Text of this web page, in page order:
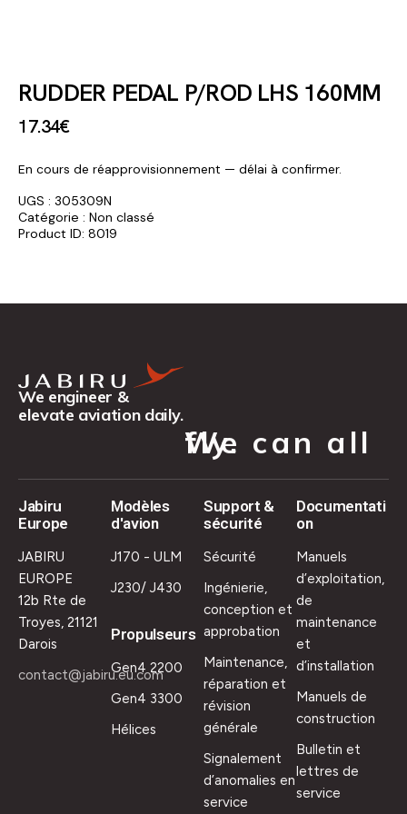
RUDDER PEDAL P/ROD LHS 160MM
17.34€
En cours de réapprovisionnement — délai à confirmer.
UGS : 305309N
Catégorie : Non classé
Product ID: 8019
We engineer &
elevate aviation daily.
We can all fly.
Jabiru
Europe
JABIRU
EUROPE
12b Rte de
Troyes, 21121
Darois
contact@jabiru.eu.com
Modèles
d'avion
J170 - ULM
J230/ J430
Propulseurs
Gen4 2200
Gen4 3300
Hélices
Support &
sécurité
Sécurité
Ingénierie,
conception et
approbation
Maintenance,
réparation et
révision
générale
Signalement
d’anomalies en
service
Documentati
on
Manuels
d’exploitation,
de
maintenance
et
d’installation
Manuels de
construction
Bulletin et
lettres de
service